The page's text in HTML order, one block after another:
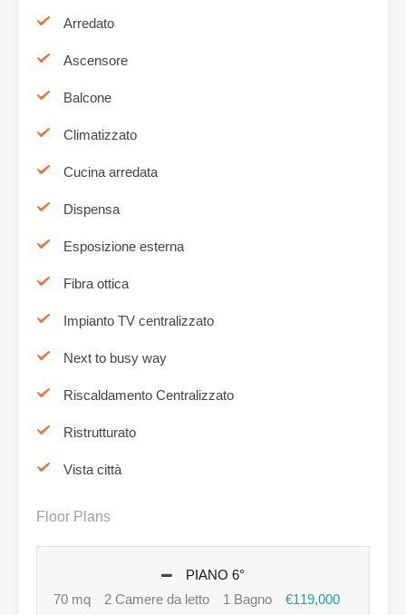
Arredato
Ascensore
Balcone
Climatizzato
Cucina arredata
Dispensa
Esposizione esterna
Fibra ottica
Impianto TV centralizzato
Next to busy way
Riscaldamento Centralizzato
Ristrutturato
Vista città
Floor Plans
PIANO 6°
70 mq
2 Camere da letto 1 Bagno €119,000